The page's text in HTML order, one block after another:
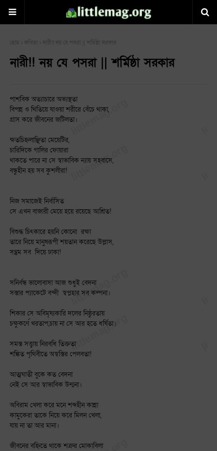
হোম কবিতা নারী!! নয় যে পসরা || শর্মিষ্ঠা সরকার
নারী!! নয় যে পসরা || শর্মিষ্ঠা সরকার
পাশবিক অত্যাচারে অভ্যস্থতা
বিপন্ন ও থিতিয়ে যাওয়া শরীরে বেঁচে থাকা,
গ্রাস করে জীবনের জটিলতা।
ক্ষতচিহ্নলাঞ্ছিতা মেয়েটির,
চারিদিকে গালির ফোয়ারা
থাকতে পারে না সে স্বাভাবিক ন্যায় সহবাসে,
বন্ধুহীন হয় সব কুশলীরা!
নিজ সমাজেই নির্বাসিত
সে এখন বাজারী মেয়ে হয়ে রয়েছে আশ্রিত!
বিশুদ্ধ চিৎকারে হয়নি কোনো রক্ষা
তারে নিয়ে মানুষরূপী শয়তান করেছে উল্লাস,
সম্ভ্রম সব দিয়ে ঢাকা!
সনির্বন্ধ ভালোবাসা আজ শুধুই বেদনা
সস্তার প্যাকেটে বন্দী স্বপ্নহার সব কল্পনা।
শিকার সে অবিমৃষ্যকারি দলের নিষ্ঠুরতায়
চক্ষুকর্ণে খরতাপ,চায় না সে আর হতে ধর্ষিতা।
সমস্ত সত্ত্বায় নিরবধি তিক্ততা
শঙ্কিত পৃথিবীতে অস্বস্তির পেলবতা!
আত্মঘাতী বুকে কত বেদনা
নেই সে আর স্বাভাবিক উন্মনা।
অবিরাম খেলা করে মনে শব্দহীন কান্না
কামুকেরা তাকে নিয়ে করে মিলন খেলা,
যায় না তা আর মানা।
জীবনের বহ্নিতে থাকে শত্রুর মোকাবিলা